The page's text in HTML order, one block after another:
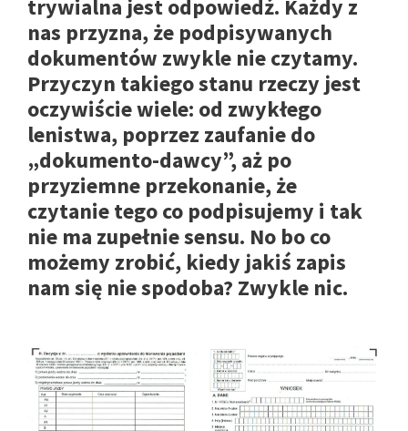
trywialna jest odpowiedź. Każdy z
nas przyzna, że podpisywanych
dokumentów zwykle nie czytamy.
Przyczyn takiego stanu rzeczy jest
oczywiście wiele: od zwykłego
lenistwa, poprzez zaufanie do
„dokumento-dawcy”, aż po
przyziemne przekonanie, że
czytanie tego co podpisujemy i tak
nie ma zupełnie sensu. No bo co
możemy zrobić, kiedy jakiś zapis
nam się nie spodoba? Zwykle nic.